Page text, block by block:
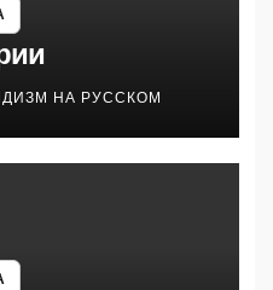
НА РУССКОМ